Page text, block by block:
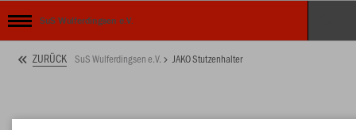
SuS Wulferdingsen e.V.
ZURÜCK SuS Wulferdingsen e.V. JAKO Stutzenhalter